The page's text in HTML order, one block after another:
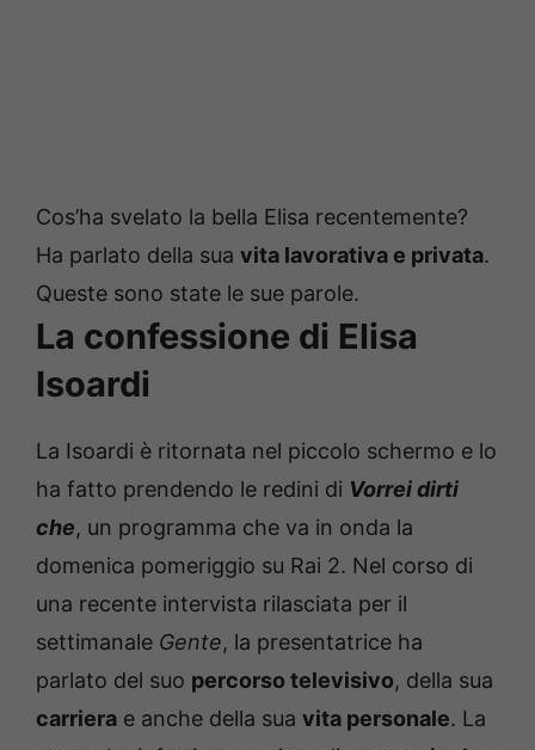
Cos’ha svelato la bella Elisa recentemente?
Ha parlato della sua vita lavorativa e privata.
Queste sono state le sue parole.
La confessione di Elisa
Isoardi
La Isoardi è ritornata nel piccolo schermo e lo
ha fatto prendendo le redini di Vorrei dirti
che, un programma che va in onda la
domenica pomeriggio su Rai 2. Nel corso di
una recente intervista rilasciata per il
settimanale Gente, la presentatrice ha
parlato del suo percorso televisivo, della sua
carriera e anche della sua vita personale. La